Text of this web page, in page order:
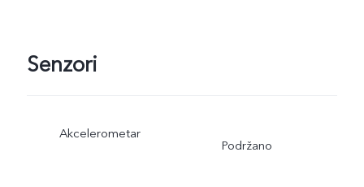
Senzori
Akcelerometar
Podržano